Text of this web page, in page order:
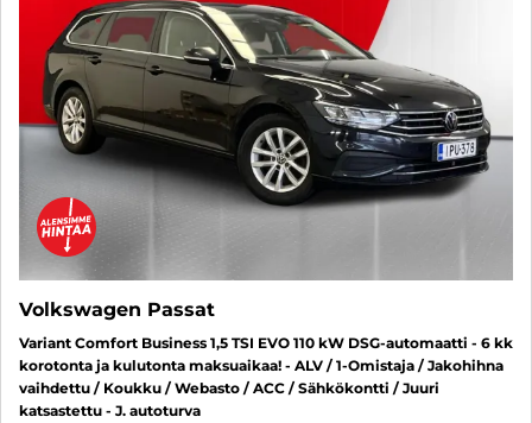
Volkswagen Passat
Variant Comfort Business 1,5 TSI EVO 110 kW DSG-automaatti - 6 kk
korotonta ja kulutonta maksuaikaa! - ALV / 1-Omistaja / Jakohihna
vaihdettu / Koukku / Webasto / ACC / Sähkökontti / Juuri
katsastettu - J. autoturva